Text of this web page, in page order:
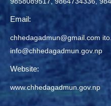
Email:
chhedagadmun@gmail.com
info@chhedagadmun.gov.np
Website:
www.chhedagadmun.gov.np